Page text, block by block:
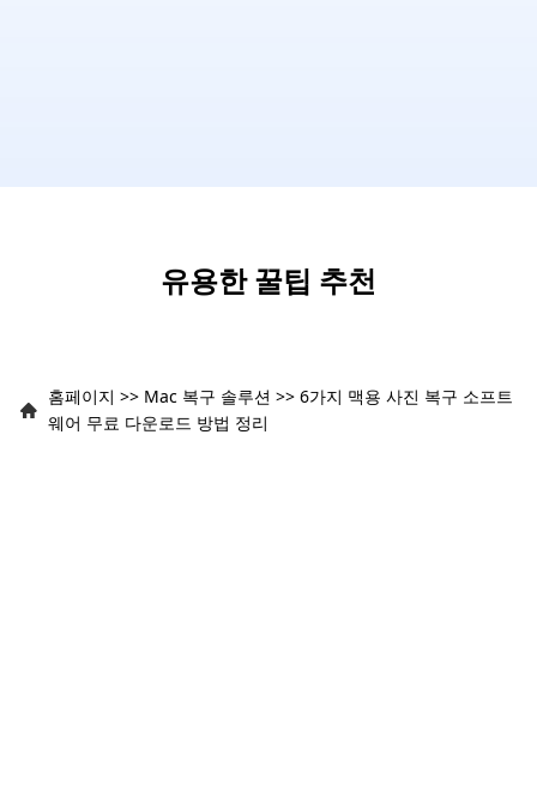
유용한 꿀팁 추천
홈페이지 >> Mac 복구 솔루션 >> 6가지 맥용 사진 복구 소프트
웨어 무료 다운로드 방법 정리